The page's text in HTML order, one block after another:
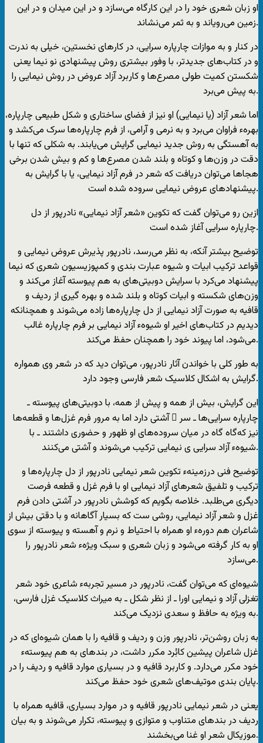
او زبان شعری خود را در این کارگاه می‌سازد و در این میدان و در این
زمین می‌رویاند و به ثمر می‌نشاند.
در کنار و به موازات چارپاره سرایی، در کارهای نخستین، خیلی به ندرت
و در کتاب‌های جدید‌تر، با وفور بیشتری روش پیشنهادی نو نیما یعنی
شکستن کمیت طولی مصرع‌ها و کاربرد آزاد عروض در روش نیمایی را
به پیش می‌برد.
اما شعر آزاد (یا نیمایی) او نیز از فضای ساختاری و شکل طبیعی چارپاره،
بهرهء فراوان می‌برد و به نرمی و آرامی، از فرم چارپاره‌ها سرک می‌کشد و
به آهستگی به روش جدید نیمایی گرایش می‌یابند. به شکلی که تنها با
دقت در وزن‌ها و کوتاه و بلند شدن مصرع‌ها و کم و بیش شدن برخی
هجا‌ها می‌توان دریافت که شعر در فرم آزاد نیمایی، یا با گرایش به
پیشنهاد‌های عروض نیمایی سروده شده است.
ازین رو می‌توان گفت که تکوین «شعر آزاد نیمایی» نادرپور از دل
چارپاره سرایی آغاز شده است.
توضیح بیشتر آنکه، به نظر می‌رسد، نادرپور پذیرش عروض نیمایی و
قواعد ترکیب ابیات و شیوه عبارت بندی و کمپوزیسیون شعری که نیما
پیشنهاد می‌کرد با سرایش دوبیتی‌های به هم پیوسته آغاز می‌کند و
وزن‌های شکسته و ابیات کوتاه و بلند شده و بهره گیری از ردیف و
قافیه به صورت آزاد نیمایی از دل چارپاره‌ها ‌زاده می‌شوند و همچنانکه
دیدیم در کتاب‌های اخیر او شیوهء آزاد نیمایی بر فرم چارپاره غالب
می‌شود، اما پیوند خود را همچنان حفظ می‌کند.
به طور کلی با خواندن آثار نادرپور، می‌توان دید که در شعر وی همواره
گرایش به اشکال کلاسیک شعر فارسی وجود دارد.
این گرایش، بیش از همه و پیش از همه، با دوبیتی‌های پیوسته ـ
چارپاره سرایی‌ها ـ سر ِ آشتی دارد اما به مرور فرم غزل‌ها و قطعه‌ها
نیز که‌‌گاه گاه در میان سروده‌های او ظهور و حضوری داشتند ـ با
شیوهء آزاد سرایی ی نیمایی ترکیب می‌شوند و آشتی می‌کنند.
توضیح فنی درزمینهء تکوین شعر نیمایی نادرپور از دل چارپاره‌ها و
ترکیب و تلفیق شعرهای آزاد نیمایی او با فرم غزل و قطعه فرصت
دیگری می‌طلبد. خلاصه بگویم که کوشش نادرپور در آشتی دادن فرم
غزل و شعر آزاد نیمایی، روشی ست که بسیار آگاهانه و با دقتی بیش از
شاعران هم دورهء او همراه با احتیاط و نرم و آهسته و پیوسته از سوی
او به کار گرفته می‌شود و زبان شعری و سبک ویژهء شعر نادرپور را
می‌سازد.
شیوه‌ای که می‌توان گفت، نادرپور در مسیر تجربهء شاعری خود شعر
تغزلی آزاد و نیمایی اورا ـ از نظر شکل ـ به میراث کلاسیک غزل فارسی،
به ویژه به حافظ و سعدی نزدیک می‌کند.
به زبان روشن‌تر، نادرپور وزن و ردیف و قافیه را با‌‌‌ همان شیوه‌ای که در
غزل شاعران پیشین کابُرد مکرر داشت، در بندهای به هم پیوستهء
خود مکرر می‌دارد. و کاربرد قافیه و در بسیاری موارد قافیه و ردیف را در
پایان بندی موتیف‌های شعری خود حفظ می‌کند.
یعنی در شعر نیمایی نادرپور قافیه و در موارد بسیاری، قافیه همراه با
ردیف در بندهای متناوب و متوازی و پیوسته، تکرار می‌شوند و به بیان
موزیکال شعر او غنا می‌بخشند.